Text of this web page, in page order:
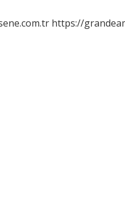
https://